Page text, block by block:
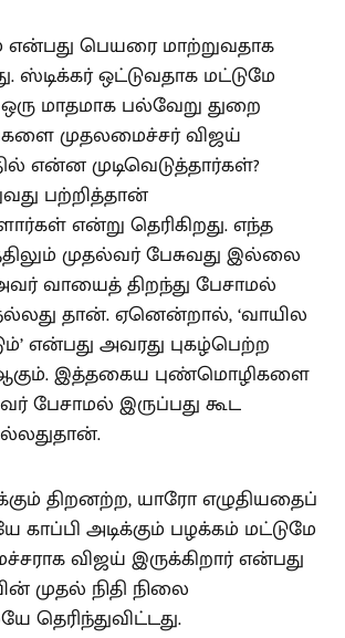
என்பது பெயரை மாற்றுவதாக
ஸ்டிக்கர் ஒட்டுவதாக மட்டுமே
மாதமாக பல்வேறு துறை
முதலமைச்சர் விஜய்
என்ன முடிவெடுத்தார்கள்?
பற்றித்தான்
என்று தெரிகிறது. எந்த
முதல்வர் பேசுவது இல்லை
வாயைத் திறந்து பேசாமல்
தான். ஏனென்றால், ‘வாயில
என்பது அவரது புகழ்பெற்ற
இத்தகைய புண்மொழிகளை
பேசாமல் இருப்பது கூட
திறனற்ற, யாரோ எழுதியதைப்
காப்பி அடிக்கும் பழக்கம் மட்டுமே
விஜய் இருக்கிறார் என்பது
முதல் நிதி நிலை
தெரிந்துவிட்டது.